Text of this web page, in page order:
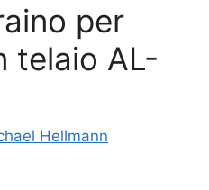
per
telaio AL-
Hellmann